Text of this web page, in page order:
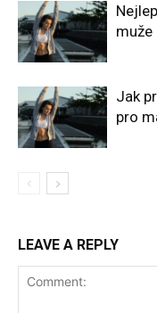
muže
Jak
pro
LEAVE A REPLY